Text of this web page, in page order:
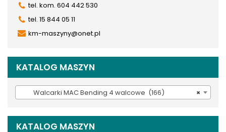
tel. kom. 604 442 530
tel. 15 844 05 11
km-maszyny@onet.pl
KATALOG MASZYN
×
Walcarki MAC Bending 4 walcowe (166)
KATALOG MASZYN